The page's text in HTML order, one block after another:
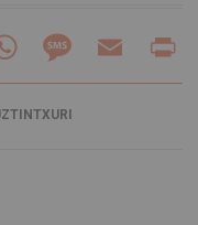
WhatsAppMessageEmail